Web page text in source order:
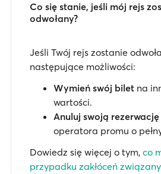
Co się stanie, jeśli mój rejs
odwołany?
Jeśli Twój rejs zostanie
następujące możliwości:
Wymień swój bilet na
wartości.
Anuluj swoją rezerwację
operatora promu o
Dowiedz się więcej o tym, co
przypadku zakłóceń